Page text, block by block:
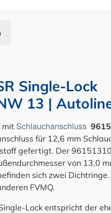
Single-Lock
13 |
mit Schlauchanschluss
für 12,6 mm
gefertigt. Der
von 13,0
sich zwei
FVMQ.
Lock entspricht der